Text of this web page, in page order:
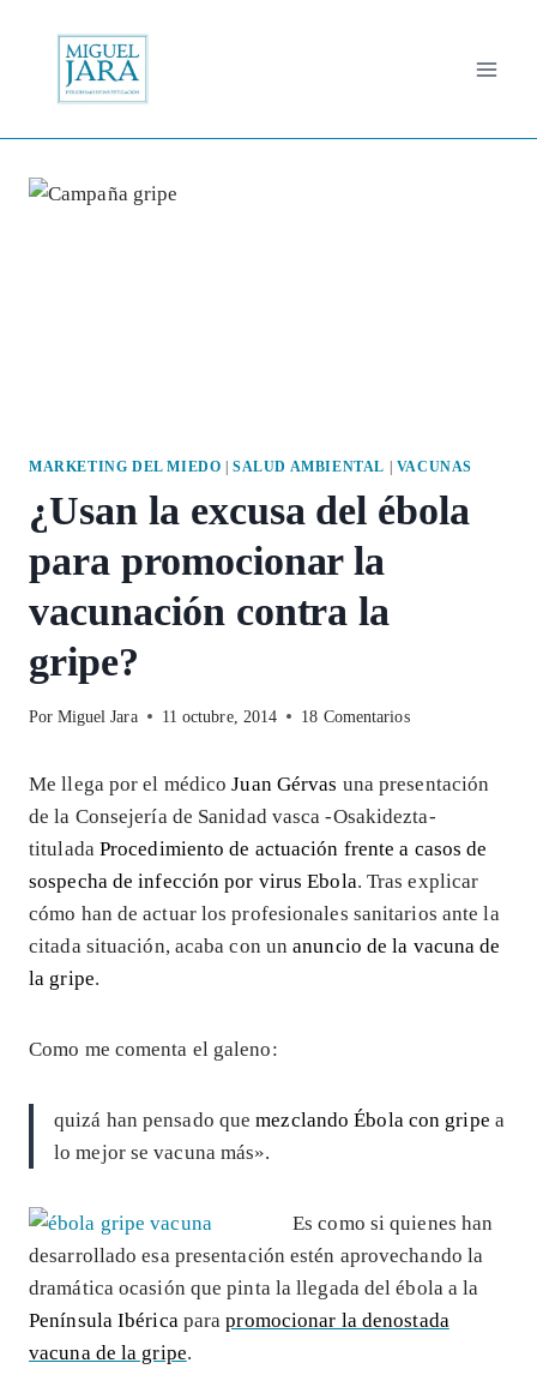
contenido
MARKETING DEL MIEDO |SALUD AMBIENTAL VACUNAS
¿Usan la excusa del ébola
para promocionar la
vacunación contra la
gripe?
Por Miguel Jara 11 octubre, 2014 18 Comentarios
Me llega por el médicoJuan Gérvas una presentación
de la Consejería de Sanidad vasca -Osakidezta-
titulada Procedimiento de actuación frente a casosde
sospecha de infección por virus Ebola. Tras explicar
cómo han de actuar los profesionales sanitarios ante la
citada situación, acaba con unanuncio de la vacuna de
la gripe.
Como me comenta el galeno:
quizá han pensado quemezclando Ébola con gripe a
lo mejor se vacuna más».
Es como si quienes han
desarrollado esa presentación estén aprovechando la
dramática ocasión que pinta la llegada del ébola a la
Península Ibérica parapromocionar la denostada
vacuna de la gripe.